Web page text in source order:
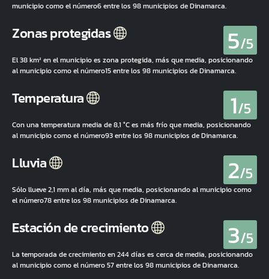
municipio como el número6 entre los 98 municipios de Dinamarca.
Zonas protegidas 5/5
El 38 km² en el municipio es zona protegida, más que media, posicionando
al municipio como el número15 entre los 98 municipios de Dinamarca.
Temperatura 1/5
Con una temperatura media de 8,1 °C es más frío que media, posicionando
al municipio como el número93 entre los 98 municipios de Dinamarca.
Lluvia 2/5
Sólo llueve 2,1 mm al día, más que media, posicionando al municipio como
el número78 entre los 98 municipios de Dinamarca.
Estación de crecimiento 3/5
La temporada de crecimiento en 244 días es cerca de media, posicionando
al municipio como el número 57 entre los 98 municipios de Dinamarca.